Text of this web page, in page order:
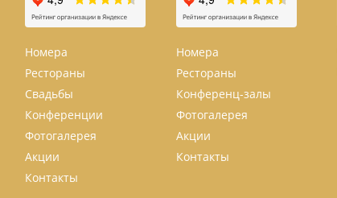
Номера
Рестораны
Свадьбы
Конференции
Фотогалерея
Акции
Контакты
Номера
Рестораны
Конференц-залы
Фотогалерея
Акции
Контакты